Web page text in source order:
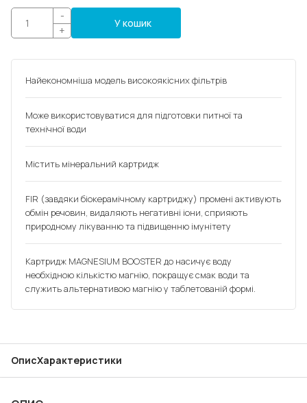
-
+
У кошик
Найекономніша модель високоякісних фільтрів
Може використовуватися для підготовки питної та
технічної води
Містить мінеральний картридж
FIR (завдяки біокерамічному картриджу) промені активують
обмін речовин, видаляють негативні іони, сприяють
природному лікуванню та підвищенню імунітету
Картридж MAGNESIUM BOOSTER до насичує воду
необхідною кількістю магнію, покращує смак води та
служить альтернативою магнію у таблетованій формі.
ОписХарактеристики